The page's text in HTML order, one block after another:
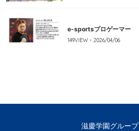
e-sportsプロゲーマー
149VIEW・ 2026/04/06
滋慶学園グループ